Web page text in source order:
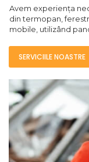
Avem experiența
din termopan,
mobile, utilizând
SERVICIILE NOASTRE